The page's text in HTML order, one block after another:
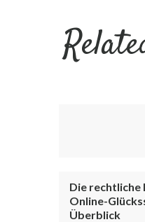
Die rechtliche
Online-
Überblick